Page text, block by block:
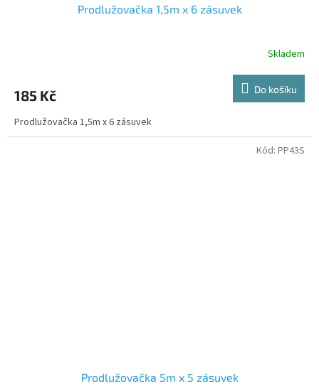
Prodlužovačka 1,5m x 6 zásuvek
Skladem
185 Kč Do košíku
Prodlužovačka 1,5m x 6 zásuvek
Prodlužovačka 5m x 5 zásuvek
Kód: PP43S